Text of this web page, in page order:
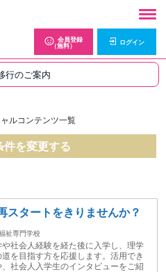
会員登録
（無料）
ログイン
行のご案内
ルコンテンツ一覧
件を変更する
スタートをきりませんか？
祉専門学校
社会人経験を経た後に入学し、理学
を目指す方を応援します。活用でき
社会人入学生のインタビューをご紹